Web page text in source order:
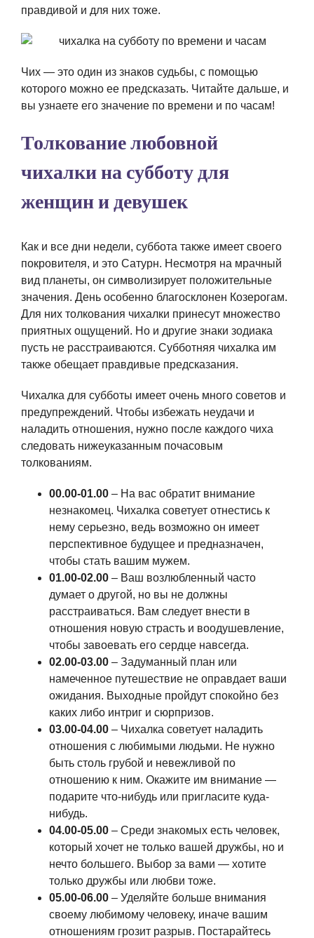
правдивой и для них тоже.
Чих — это один из знаков судьбы, с помощью
которого можно ее предсказать. Читайте дальше, и
вы узнаете его значение по времени и по часам!
Толкование любовной
чихалки на субботу для
женщин и девушек
Как и все дни недели, суббота также имеет своего
покровителя, и это Сатурн. Несмотря на мрачный
вид планеты, он символизирует положительные
значения. День особенно благосклонен Козерогам.
Для них толкования чихалки принесут множество
приятных ощущений. Но и другие знаки зодиака
пусть не расстраиваются. Субботняя чихалка им
также обещает правдивые предсказания.
Чихалка для субботы имеет очень много советов и
предупреждений. Чтобы избежать неудачи и
наладить отношения, нужно после каждого чиха
следовать нижеуказанным почасовым
толкованиям.
00.00-01.00 – На вас обратит внимание
незнакомец. Чихалка советует отнестись к
нему серьезно, ведь возможно он имеет
перспективное будущее и предназначен,
чтобы стать вашим мужем.
01.00-02.00 – Ваш возлюбленный часто
думает о другой, но вы не должны
расстраиваться. Вам следует внести в
отношения новую страсть и воодушевление,
чтобы завоевать его сердце навсегда.
02.00-03.00 – Задуманный план или
намеченное путешествие не оправдает ваши
ожидания. Выходные пройдут спокойно без
каких либо интриг и сюрпризов.
03.00-04.00 – Чихалка советует наладить
отношения с любимыми людьми. Не нужно
быть столь грубой и невежливой по
отношению к ним. Окажите им внимание —
подарите что-нибудь или пригласите куда-
нибудь.
04.00-05.00 – Среди знакомых есть человек,
который хочет не только вашей дружбы, но и
нечто большего. Выбор за вами — хотите
только дружбы или любви тоже.
05.00-06.00 – Уделяйте больше внимания
своему любимому человеку, иначе вашим
отношениям грозит разрыв. Постарайтесь